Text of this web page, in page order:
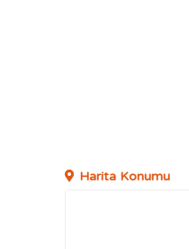
Harita Konumu